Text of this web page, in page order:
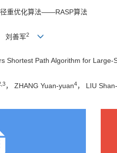
重优化算法——RASP算法
刘善军2
Shortest Path Algorithm for
， ZHANG Yuan-yuan4， LIU